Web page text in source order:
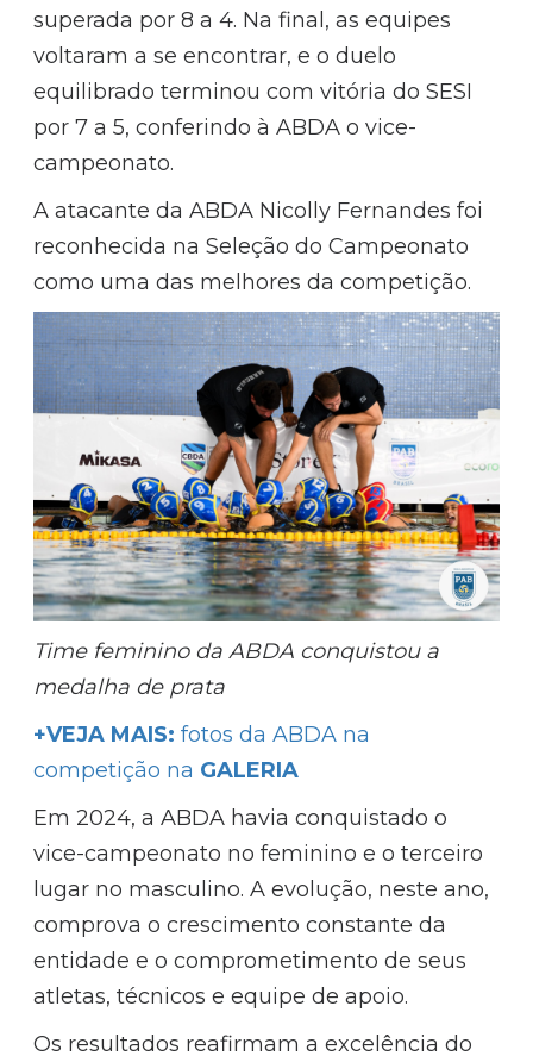
superada por 8 a 4. Na final, as equipes
voltaram a se encontrar, e o duelo
equilibrado terminou com vitória do SESI
por 7 a 5, conferindo à ABDA o vice-
campeonato.
A atacante da ABDA Nicolly Fernandes foi
reconhecida na Seleção do Campeonato
como uma das melhores da competição.
Time feminino da ABDA conquistou a
medalha de prata
+VEJA MAIS: fotos da ABDA na
competição na GALERIA
Em 2024, a ABDA havia conquistado o
vice-campeonato no feminino e o terceiro
lugar no masculino. A evolução, neste ano,
comprova o crescimento constante da
entidade e o comprometimento de seus
atletas, técnicos e equipe de apoio.
Os resultados reafirmam a excelência do